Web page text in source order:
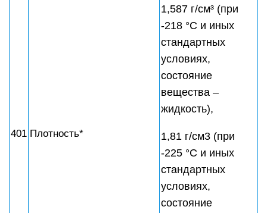
401 Плотность*
1,587 г/см³ (при
-218 °C и иных
стандартных
условиях,
состояние
вещества –
жидкость),
1,81 г/см3 (при
-225 °C и иных
стандартных
условиях,
состояние